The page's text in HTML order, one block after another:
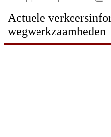
Actuele
wegwerkzaamheden